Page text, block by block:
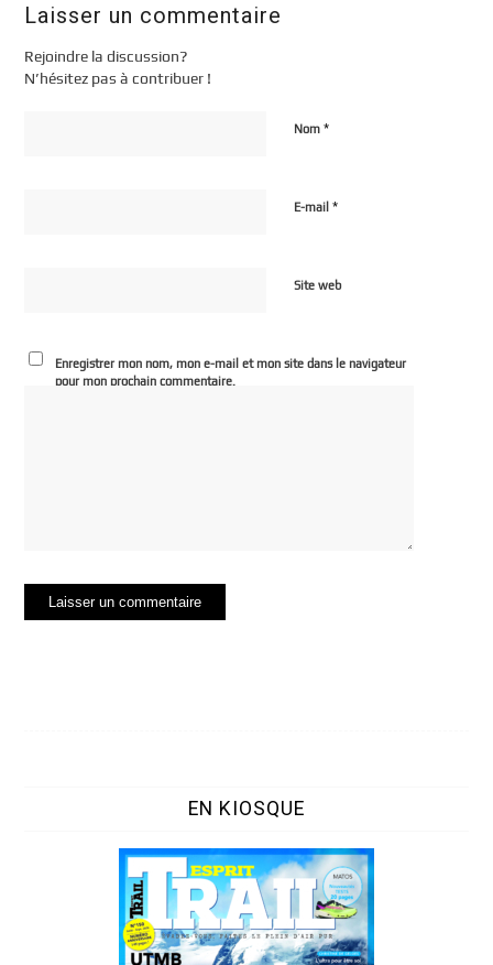
Laisser un commentaire
Rejoindre la discussion?
N’hésitez pas à contribuer !
Nom*
E-mail*
Site web
Enregistrer mon nom, mon e-mail et mon site dans le navigateur
pour mon prochain commentaire.
EN KIOSQUE